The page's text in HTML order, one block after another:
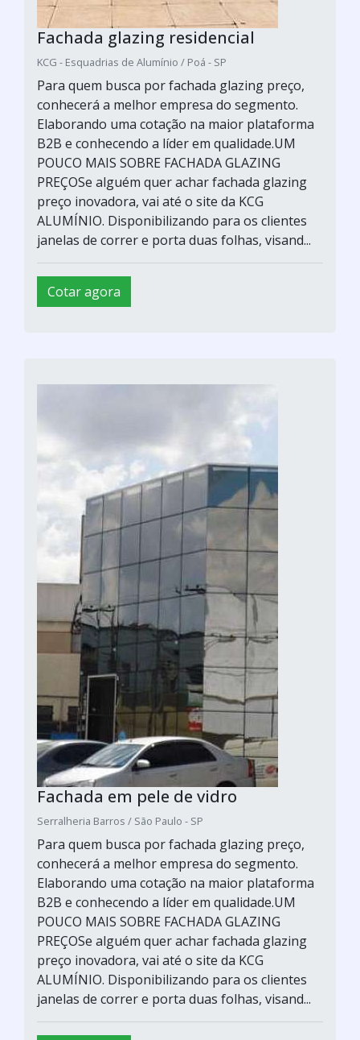
Fachada glazing residencial
KCG - Esquadrias de Alumínio / Poá - SP
Para quem busca por fachada glazing preço,
conhecerá a melhor empresa do segmento.
Elaborando uma cotação na maior plataforma
B2B e conhecendo a líder em qualidade.UM
POUCO MAIS SOBRE FACHADA GLAZING
PREÇOSe alguém quer achar fachada glazing
preço inovadora, vai até o site da KCG
ALUMÍNIO. Disponibilizando para os clientes
janelas de correr e porta duas folhas, visand...
Cotar agora
Fachada em pele de vidro
Serralheria Barros / São Paulo - SP
Para quem busca por fachada glazing preço,
conhecerá a melhor empresa do segmento.
Elaborando uma cotação na maior plataforma
B2B e conhecendo a líder em qualidade.UM
POUCO MAIS SOBRE FACHADA GLAZING
PREÇOSe alguém quer achar fachada glazing
preço inovadora, vai até o site da KCG
ALUMÍNIO. Disponibilizando para os clientes
janelas de correr e porta duas folhas, visand...